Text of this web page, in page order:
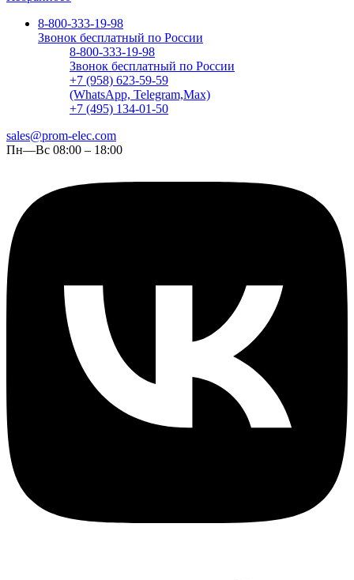
8-800-333-19-98
Звонок бесплатный по России
8-800-333-19-98
Звонок бесплатный по России
+7 (958) 623-59-59
(WhatsApp, Telegram,Max)
+7 (495) 134-01-50
sales@prom-elec.com
Пн—Вс 08:00 – 18:00